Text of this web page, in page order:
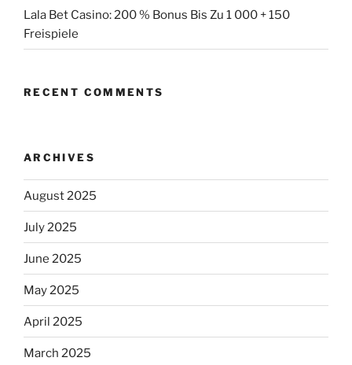
Lala Bet Casino: 200 % Bonus Bis Zu 1 000 + 150
Freispiele
RECENT COMMENTS
ARCHIVES
August 2025
July 2025
June 2025
May 2025
April 2025
March 2025